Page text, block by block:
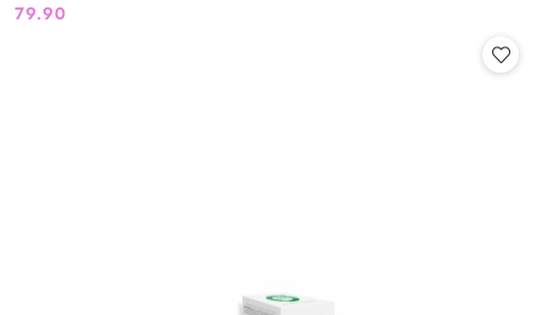
Cena:
79.90